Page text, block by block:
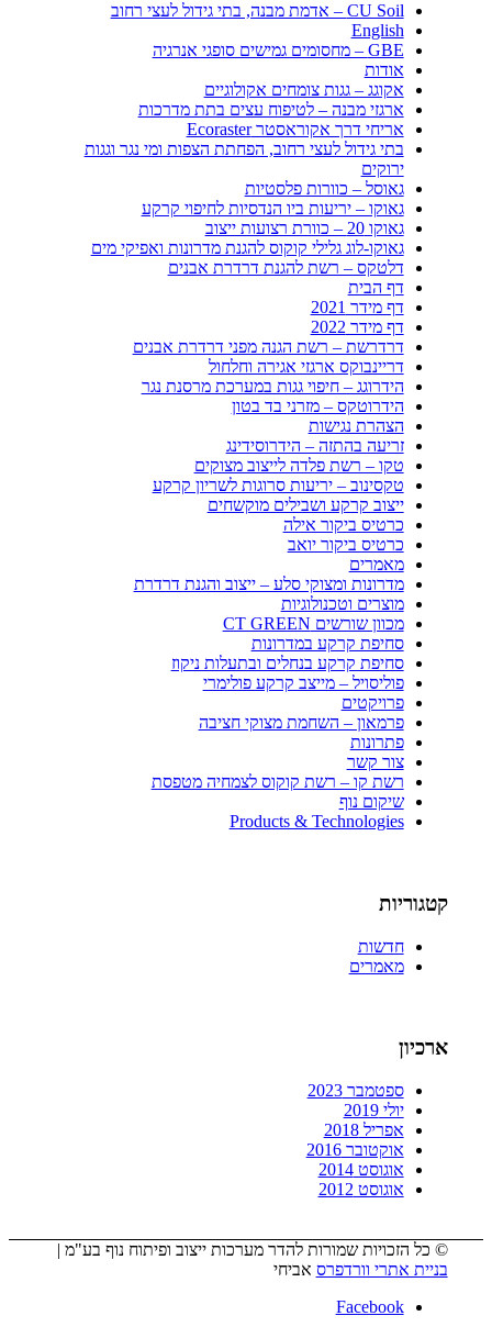
CU Soil – אדמת מבנה, בתי גידול לעצי רחוב
English
GBE – מחסומים גמישים סופגי אנרגיה
אודות
אקוגג – גגות צומחים אקולוגיים
ארגזי מבנה – לטיפוח עצים בתת מדרכות
אריחי דרך אקוראסטר Ecoraster
בתי גידול לעצי רחוב, הפחתת הצפות ומי נגר וגגות
ירוקים
גאוסל – כוורות פלסטיות
גאוקו – יריעות ביו הנדסיות לחיפוי קרקע
גאוקו 20 – כוורת רצועות ייצוב
גאוקו-לוג גלילי קוקוס להגנת מדרונות ואפיקי מים
דלטקס – רשת להגנת דרדרת אבנים
דף הבית
דף מידר 2021
דף מידר 2022
דרדרשת – רשת הגנה מפני דרדרת אבנים
דריינבוקס ארגזי אגירה וחלחול
הידרוגג – חיפוי גגות במערכת מרסנת נגר
הידרוטקס – מזרני בד בטון
הצהרת נגישות
זריעה בהתזה – הידרוסידינג
טקו – רשת פלדה לייצוב מצוקים
טקסינוב – יריעות סרוגות לשריון קרקע
ייצוב קרקע ושבילים מוקשחים
כרטיס ביקור אילה
כרטיס ביקור יואב
מאמרים
מדרונות ומצוקי סלע – ייצוב והגנת דרדרת
מוצרים וטכנולוגיות
מכוון שורשים CT GREEN
סחיפת קרקע במדרונות
סחיפת קרקע בנחלים ובתעלות ניקוז
פוליסויל – מייצב קרקע פולימרי
פרויקטים
פרמאון – השחמת מצוקי חציבה
פתרונות
צור קשר
רשת קו – רשת קוקוס לצמחיה מטפסת
שיקום נוף
Products & Technologies
קטגוריות
חדשות
מאמרים
ארכיון
ספטמבר 2023
יולי 2019
אפריל 2018
אוקטובר 2016
אוגוסט 2014
אוגוסט 2012
© כל הזכויות שמורות להדר מערכות ייצוב ופיתוח נוף בע"מ |
בניית אתרי וורדפרס אביחי
Facebook